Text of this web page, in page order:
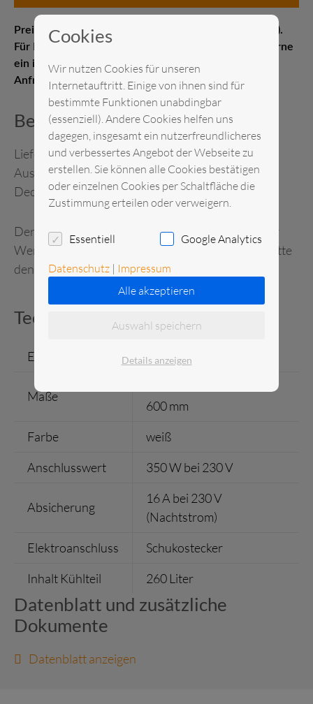
Preis pro Stück Messelistenpreis (1–21 Kalendertage).
Für Kurz- oder Langzeitmieten erstellen wir Ihnen gerne
ein individuelles Angebot. Senden Sie uns gerne eine
Anfrage.
Beschreibung
Lieferung anschlussfertig.
Ausstattung: 4 höhenverstellbare Einlegegitter
Deckel nicht abnehmbar, Türe abschließbar
Der Türanschlag kann ausschließlich bei uns in der
Werkstatt gewechselt werden! Geben Sie daher bitte
den gewünschten Anschlag in Ihrer Bestellung an.
Technische Daten
Einzelgewicht 42 kg
Maße
600 mm
Farbe
weiß
Anschlusswert
350 W bei 230 V
Absicherung
16 A bei 230 V
(Nachtstrom)
Elektroanschluss
Schukostecker
Inhalt Kühlteil
260 Liter
Datenblatt und zusätzliche
Dokumente
Datenblatt anzeigen
Cookies
Wir nutzen Cookies für unseren
Internetauftritt. Einige von ihnen sind für
bestimmte Funktionen unabdingbar
(essenziell). Andere Cookies helfen uns
dagegen, insgesamt ein nutzerfreundlicheres
und verbessertes Angebot der Webseite zu
erstellen. Sie können alle Cookies bestätigen
oder einzelnen Cookies per Schaltfläche die
Zustimmung erteilen oder verweigern.
Essentiell Google Analytics
Datenschutz | Impressum
Alle akzeptieren
Auswahl speichern
Details anzeigen